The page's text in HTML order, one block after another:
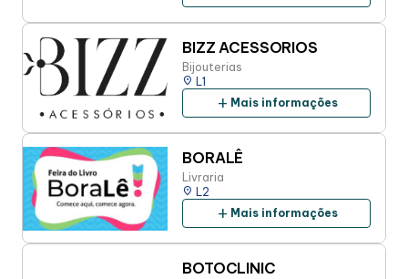
BIZZ ACESSORIOS
Bijouterias
place L1
add Mais informações
BORALÊ
Livraria
place L2
add Mais informações
BOTOCLINIC